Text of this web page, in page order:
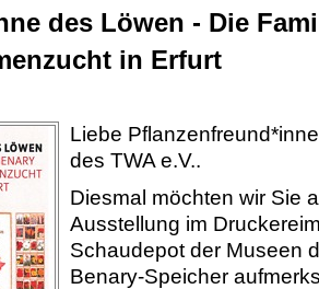
des Löwen - Die
in Erfurt
Liebe
des TWA e.V..
Diesmal möchten wir Sie
Ausstellung im
Schaudepot der Museen
Benary-Speicher